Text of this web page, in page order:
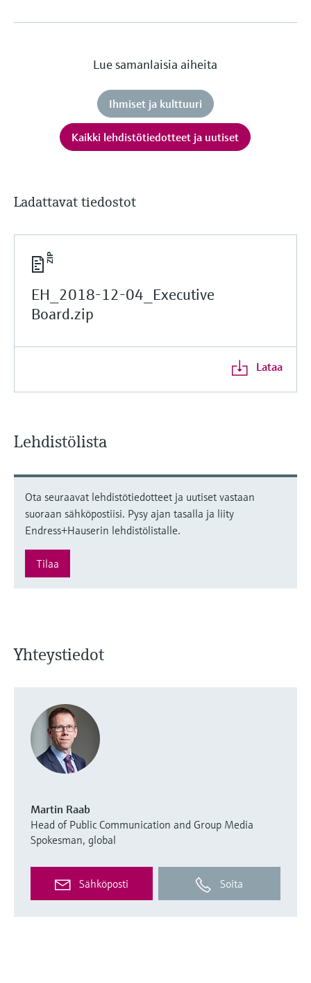
Lue samanlaisia aiheita
Ihmiset ja kulttuuri
Kaikki lehdistötiedotteet ja uutiset
Ladattavat tiedostot
EH_2018-12-04_Executive
Board.zip
Lataa
Lehdistölista
Ota seuraavat lehdistötiedotteet ja uutiset vastaan
suoraan sähköpostiisi. Pysy ajan tasalla ja liity
Endress+Hauserin lehdistölistalle.
Tilaa
Yhteystiedot
Martin Raab
Head of Public Communication and Group Media
Spokesman, global
Sähköposti Soita